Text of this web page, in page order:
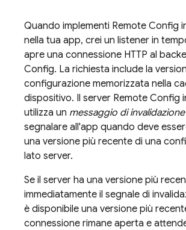
Quando implementi Remote Config
nella tua app, crei un listener in
apre una connessione HTTP al
Config. La richiesta include la
configurazione memorizzata nella
dispositivo. Il server Remote Config
utilizza un messaggio di invalidazione
segnalare all'app quando deve
una versione più recente di una
lato server.
Se il server ha una versione più
immediatamente il segnale di
è disponibile una versione più
connessione rimane aperta e